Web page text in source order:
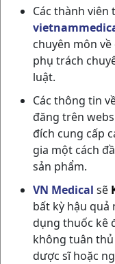
Các thành
chuyên môn
phụ trách
luật.
Các thông tin
đăng trên
đích cung cấp
gia một cách
sản phẩm.
VN Medical sẽ
bất kỳ hậu quả
dụng thuốc kê
không tuân
dược sĩ hoặc
Biocemet Dt
500mg/
H2vi7vnImexpharm